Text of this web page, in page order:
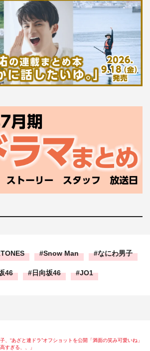
Snow Man なにわ男子
46 日向坂46 JO1
、“あざと連ドラ”オフショットを公開「満面の笑み可愛いね」
すぎる、、」